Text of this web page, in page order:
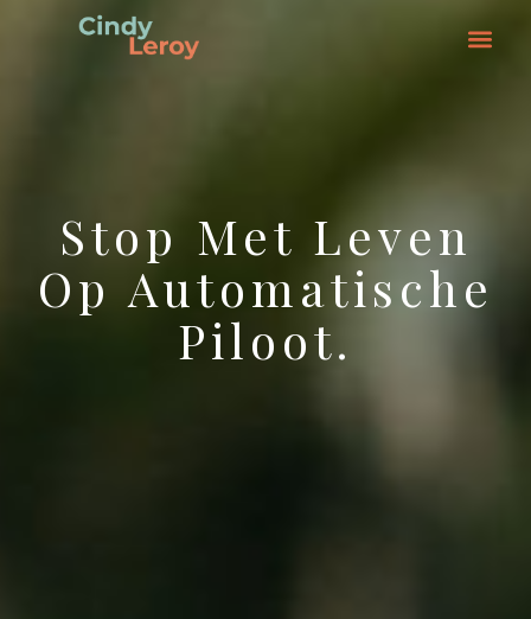
Stop Met Leven
Op Automatische
Piloot.